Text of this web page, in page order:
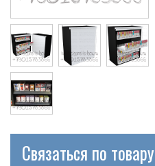
Связаться по товару